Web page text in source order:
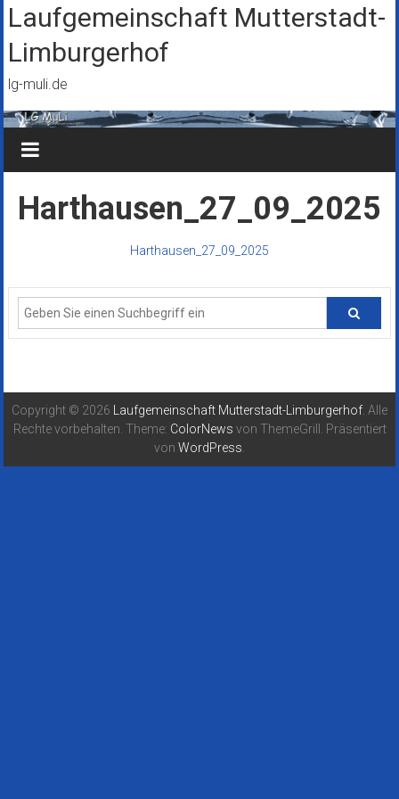
Zum
Inhalt
springen
Laufgemeinschaft Mutterstadt-
Limburgerhof
lg-muli.de
Harthausen_27_09_2025
Harthausen_27_09_2025
Copyright © 2026 Laufgemeinschaft Mutterstadt-Limburgerhof . Alle
Rechte vorbehalten. Theme: ColorNews von ThemeGrill. Präsentiert
von WordPress